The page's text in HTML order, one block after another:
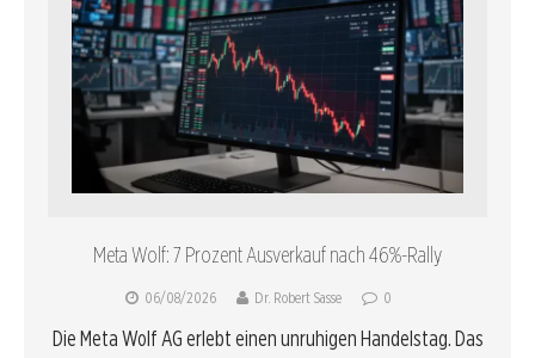
Meta Wolf: 7 Prozent Ausverkauf nach 46%-Rally
06/08/2026 Dr. Robert Sasse 0
Die Meta Wolf AG erlebt einen unruhigen Handelstag. Das